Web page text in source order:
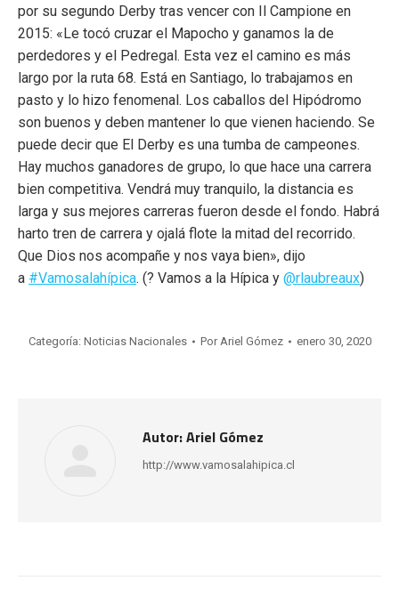
por su segundo Derby tras vencer con Il Campione en
2015: «Le tocó cruzar el Mapocho y ganamos la de
perdedores y el Pedregal. Esta vez el camino es más
largo por la ruta 68. Está en Santiago, lo trabajamos en
pasto y lo hizo fenomenal. Los caballos del Hipódromo
son buenos y deben mantener lo que vienen haciendo. Se
puede decir que El Derby es una tumba de campeones.
Hay muchos ganadores de grupo, lo que hace una carrera
bien competitiva. Vendrá muy tranquilo, la distancia es
larga y sus mejores carreras fueron desde el fondo. Habrá
harto tren de carrera y ojalá flote la mitad del recorrido.
Que Dios nos acompañe y nos vaya bien», dijo
a #Vamosalahípica. (? Vamos a la Hípica y @rlaubreaux)
Categoría: Noticias Nacionales PorAriel Gómez enero 30, 2020
Autor:Ariel Gómez
http://www.vamosalahipica.cl